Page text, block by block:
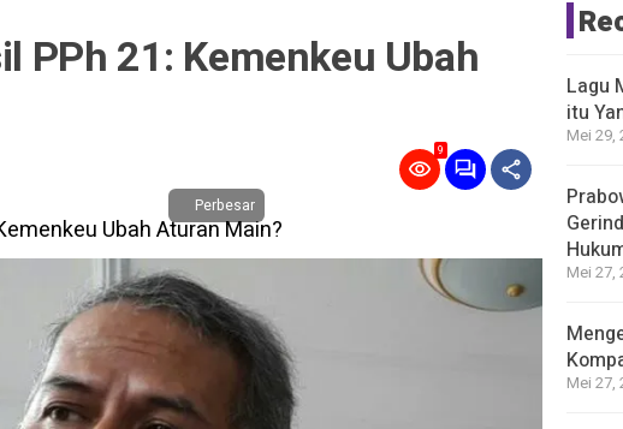
PPh 21: Kemenkeu Ubah
9
Perbesar
Lagu
itu
Mei 29,
Mei 27,
Mei 27,